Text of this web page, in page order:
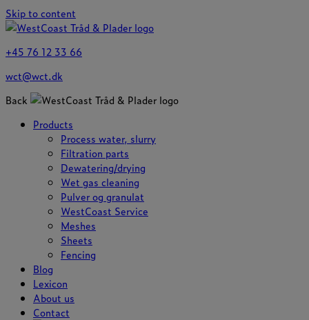
Skip to content
+45 76 12 33 66
wct@wct.dk
Back
Products
Process water, slurry
Filtration parts
Dewatering/drying
Wet gas cleaning
Pulver og granulat
WestCoast Service
Meshes
Sheets
Fencing
Blog
Lexicon
About us
Contact